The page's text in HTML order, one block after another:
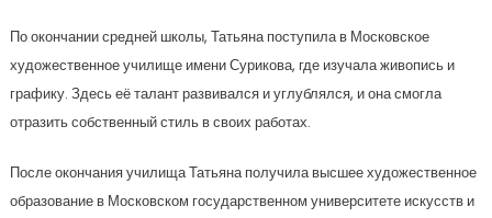
По окончании средней школы, Татьяна поступила в Московское
художественное училище имени Сурикова, где изучала живопись и
графику. Здесь её талант развивался и углублялся, и она смогла
отразить собственный стиль в своих работах.
После окончания училища Татьяна получила высшее художественное
образование в Московском государственном университете искусств и